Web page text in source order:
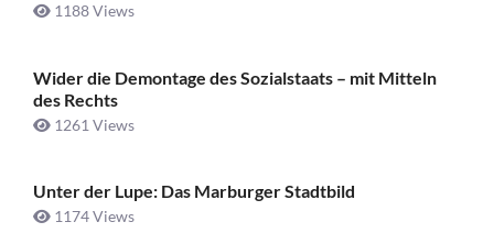
1188 Views
Wider die Demontage des Sozialstaats – mit Mitteln
des Rechts
1261 Views
Unter der Lupe: Das Marburger Stadtbild
1174 Views